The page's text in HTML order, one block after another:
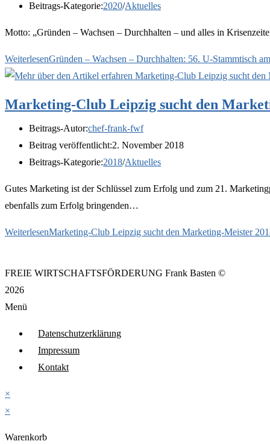
Beitrags-Kategorie:2020/Aktuelles
Motto: „Gründen – Wachsen – Durchhalten – und alles in
WeiterlesenGründen – Wachsen – Durchhalten: 56. U-Stammtisch
Marketing-Club Leipzig sucht den
Beitrags-Autor:chef-frank-fwf
Beitrag veröffentlicht:2. November 2018
Beitrags-Kategorie:2018/Aktuelles
Gutes Marketing ist der Schlüssel zum Erfolg und zum 21.
ebenfalls zum Erfolg bringenden…
WeiterlesenMarketing-Club Leipzig sucht den Marketing-Meister
FREIE WIRTSCHAFTSFÖRDERUNG Frank Basten ©
2026
Menü
Datenschutzerklärung
Impressum
Kontakt
×
×
Warenkorb